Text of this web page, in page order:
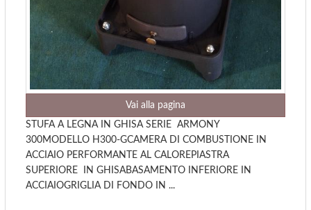
Vai alla pagina
STUFA A LEGNA IN GHISA SERIE ARMONY
300MODELLO H300-GCAMERA DI COMBUSTIONE IN
ACCIAIO PERFORMANTE AL CALOREPIASTRA
SUPERIORE IN GHISABASAMENTO INFERIORE IN
ACCIAIOGRIGLIA DI FONDO IN ...